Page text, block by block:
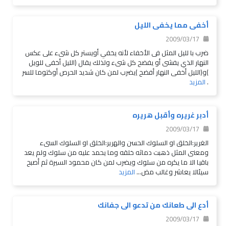
أخفى مما يخفى الليل
2009/03/17
ضرب با لليل المثل فى الأخفاء لأنه يخفي أويستر كل شىء على عكس
النهار الذي يفشى أو يفضح كل شىء ولذلك يقال (الليل أخفى للويل
)و(الليل أخفى النهار أفضح )يضرب لمن كان شديد الحرص أوكتوما للسر
.المزيد
أدبر غريره وأقبل هريره
2009/03/17
الغرير:الخلق او السلوك الحسن والهرير:الخلق او السلوك السىء
ومعنى المثل ذهبت دماثه خلقه وما يحمد عليه من سلوك ولم يعد
باقيا الا ما يكره من سلوك ويضرب لمن كان محمود السيرة ثم أصبح
سيئالا يعاشر وغالب مض...المزيد
أدع الى طعانك من تدعو الى جفانك
2009/03/17